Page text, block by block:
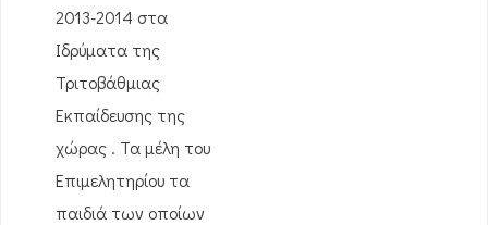
2013-2014 στα
Ιδρύματα της
Τριτοβάθμιας
Εκπαίδευσης της
χώρας . Τα μέλη του
Επιμελητηρίου τα
παιδιά των οποίων